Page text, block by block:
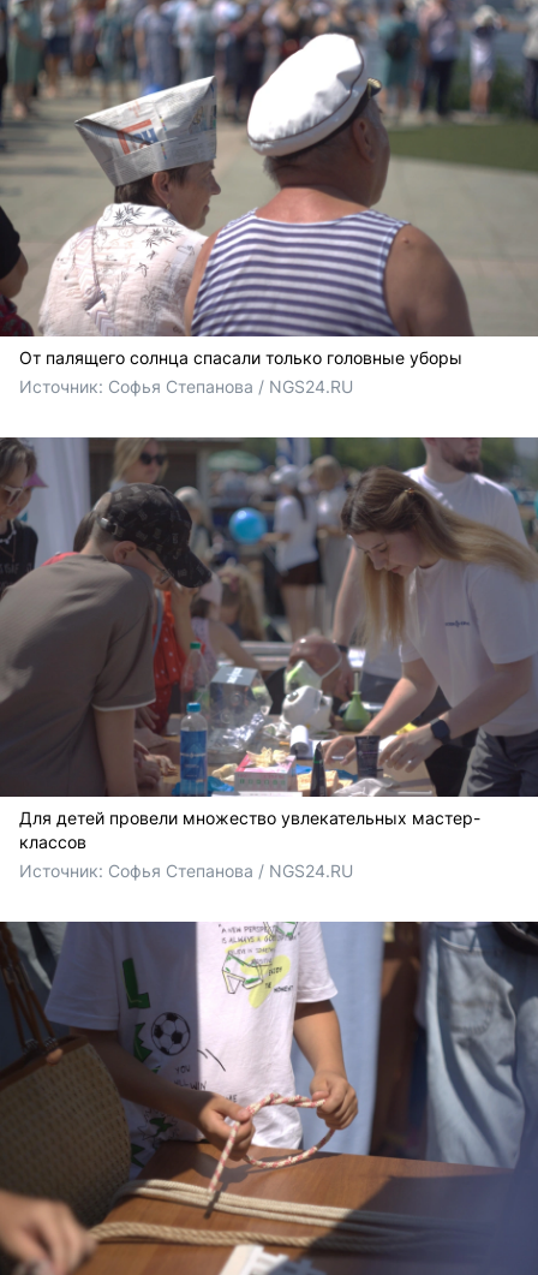
От палящего солнца спасали только головные уборы
Источник: Софья Степанова / NGS24.RU
Для детей провели множество увлекательных мастер-
классов
Источник: Софья Степанова / NGS24.RU